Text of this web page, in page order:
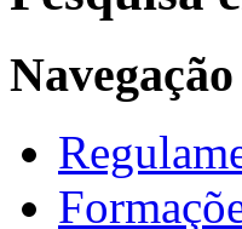
Navegação